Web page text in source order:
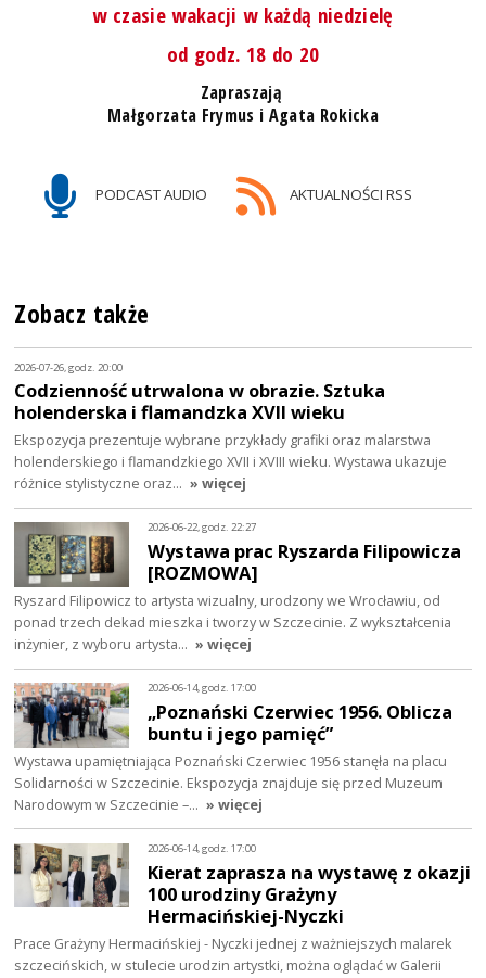
w czasie wakacji w każdą niedzielę
od godz. 18 do 20
Zapraszają
Małgorzata Frymus i Agata Rokicka
PODCAST AUDIO AKTUALNOŚCI RSS
Zobacz także
2026-07-26, godz. 20:00
Codzienność utrwalona w obrazie. Sztuka
holenderska i flamandzka XVII wieku
Ekspozycja prezentuje wybrane przykłady grafiki oraz malarstwa
holenderskiego i flamandzkiego XVII i XVIII wieku. Wystawa ukazuje
różnice stylistyczne oraz… » więcej
2026-06-22, godz. 22:27
Wystawa prac Ryszarda Filipowicza
[ROZMOWA]
Ryszard Filipowicz to artysta wizualny, urodzony we Wrocławiu, od
ponad trzech dekad mieszka i tworzy w Szczecinie. Z wykształcenia
inżynier, z wyboru artysta… » więcej
2026-06-14, godz. 17:00
„Poznański Czerwiec 1956. Oblicza
buntu i jego pamięć”
Wystawa upamiętniająca Poznański Czerwiec 1956 stanęła na placu
Solidarności w Szczecinie. Ekspozycja znajduje się przed Muzeum
Narodowym w Szczecinie –… » więcej
2026-06-14, godz. 17:00
Kierat zaprasza na wystawę z okazji
100 urodziny Grażyny
Hermacińskiej-Nyczki
Prace Grażyny Hermacińskiej - Nyczki jednej z ważniejszych malarek
szczecińskich, w stulecie urodzin artystki, można oglądać w Galerii